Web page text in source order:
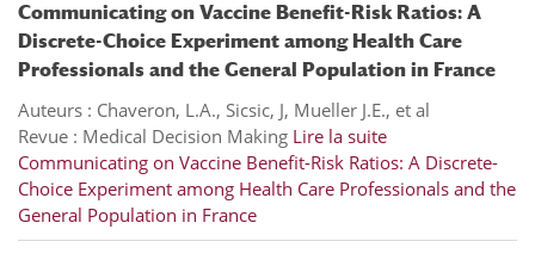
Communicating on Vaccine Benefit-Risk Ratios: A
Discrete-Choice Experiment among Health Care
Professionals and the General Population in France
Auteurs : Chaveron, L.A., Sicsic, J, Mueller J.E., et al
Revue : Medical Decision Making Lire la suite
Communicating on Vaccine Benefit-Risk Ratios: A Discrete-
Choice Experiment among Health Care Professionals and the
General Population in France